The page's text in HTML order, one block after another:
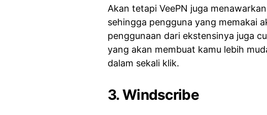
Akan tetapi VeePN juga
sehingga pengguna yang memakai
penggunaan dari ekstensinya juga
yang akan membuat kamu lebih
dalam sekali klik.
3. Windscribe